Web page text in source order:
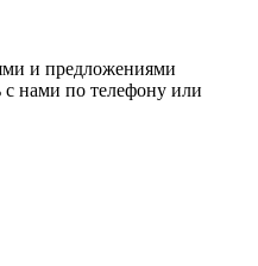
и предложениями
нами по телефону или